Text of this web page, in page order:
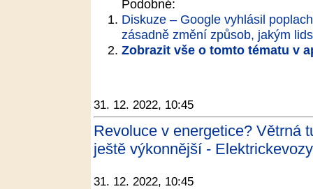
Podobné:
Diskuze – Google vyhlásil
zásadně změní způsob, jakým
Zobrazit vše o tomto tématu v
31. 12. 2022, 10:45
Revoluce v energetice? Větrná
ještě výkonnější -
31. 12. 2022, 10:45